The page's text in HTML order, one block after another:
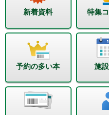
新着資料 特集
予約の多い本 施